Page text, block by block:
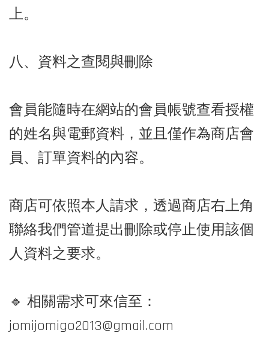
上。
八、資料之查閱與刪除
會員能隨時在網站的會員帳號查看授權
的姓名與電郵資料，並且僅作為商店會
員、訂單資料的內容。
商店可依照本人請求，透過商店右上角
聯絡我們管道提出刪除或停止使用該個
人資料之要求。
🔹 相關需求可來信至：
jomijomigo2013@gmail.com